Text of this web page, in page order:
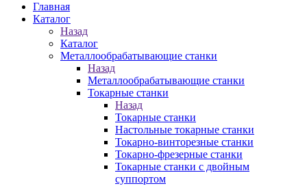
Главная
Каталог
Назад
Каталог
Металлообрабатывающие станки
Назад
Металлообрабатывающие станки
Токарные станки
Назад
Токарные станки
Настольные токарные станки
Токарно-винторезные станки
Токарно-фрезерные станки
Токарные станки с двойным
суппортом